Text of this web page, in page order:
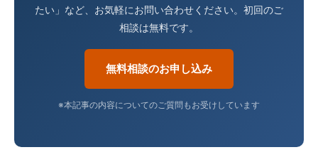
たい」など、お気軽にお問い合わせください。初回のご
相談は無料です。
無料相談のお申し込み
※本記事の内容についてのご質問もお受けしています